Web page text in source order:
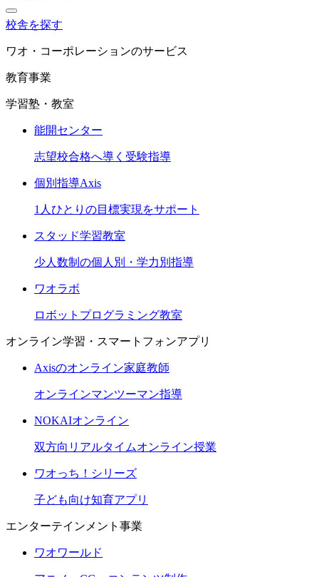
校舎を探す
ワオ・コーポレーションのサービス
教育事業
学習塾・教室
能開センター
志望校合格へ導く受験指導
個別指導Axis
1人ひとりの目標実現をサポート
スタッド学習教室
少人数制の個人別・学力別指導
ワオラボ
ロボットプログラミング教室
オンライン学習・スマートフォンアプリ
Axisのオンライン家庭教師
オンラインマンツーマン指導
NOKAIオンライン
双方向リアルタイムオンライン授業
ワオっち！シリーズ
子ども向け知育アプリ
エンターテインメント事業
ワオワールド